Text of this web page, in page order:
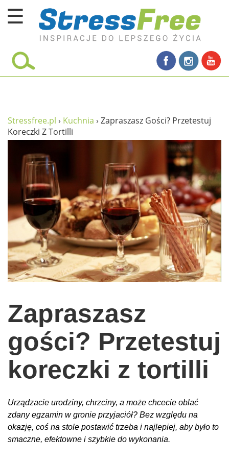
☰
Kursy online
umysł
proste życie
relaks
filozofia życia
wolność od stresu
miłość i rodzina
w rodzinie
wychowanie dzieci
edukacja
zabawy dla dzieci
Inspiracje
sposób na życie
podróże
zrób to sam
kuchnia
praca
galerie
Stressfree.pl › Kuchnia › Zapraszasz Gości? Przetestuj
Koreczki Z Tortilli
Zapraszasz
gości? Przetestuj
koreczki z tortilli
Urządzacie urodziny, chrzciny, a może chcecie oblać
zdany egzamin w gronie przyjaciół? Bez względu na
okazję, coś na stole postawić trzeba i najlepiej, aby było to
smaczne, efektowne i szybkie do wykonania.